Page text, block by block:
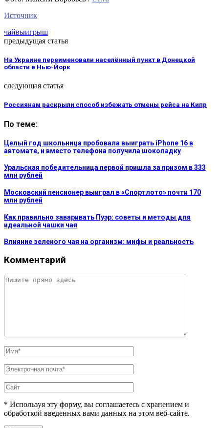
Источник
чайвыигрыш
предыдущая статья
На Украине переименовали населённый пункт в Донецкой
области в Нью-Йорк
следующая статья
Россиянам раскрыли способ избежать отмены рейса на Кипр
По теме:
Целый год школьница пробовала выиграть iPhone 16 в
автомате, и вместо телефона получила шоколадку
Уральская победительница первой пришла за призом в 333
млн рублей
Московский пенсионер выиграл в «Спортлото» почти 170
млн рублей
Как правильно заваривать Пуэр: советы и методы для
идеальной чашки чая
Влияние зеленого чая на организм: мифы и реальность
Комментарий
* Используя эту форму, вы соглашаетесь с хранением и
обработкой введенных вами данных на этом веб-сайте.